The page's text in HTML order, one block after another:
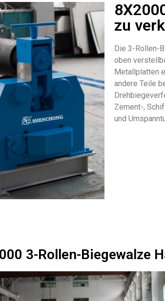
zu
Die 3-Rollen-
oben
Metallplatten
andere Teile
Zement-,
und
3-Rollen-Biegewalze